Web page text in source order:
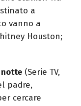
a
vanno a
Houston;
notte (Serie TV,
padre,
cercare